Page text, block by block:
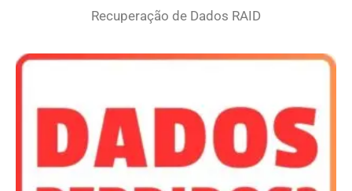
Recuperação de Dados RAID